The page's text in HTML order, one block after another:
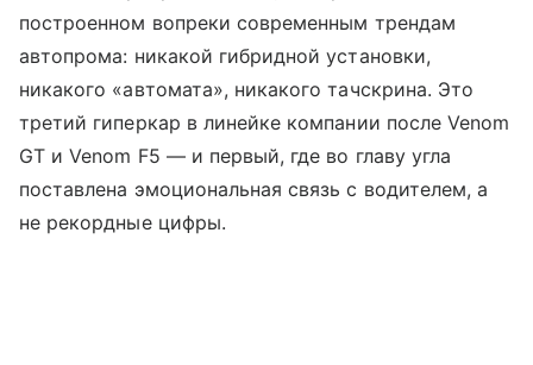
построенном вопреки современным трендам
автопрома: никакой гибридной установки,
никакого «автомата», никакого тачскрина. Это
третий гиперкар в линейке компании после Venom
GT и Venom F5 — и первый, где во главу угла
поставлена эмоциональная связь с водителем, а
не рекордные цифры.